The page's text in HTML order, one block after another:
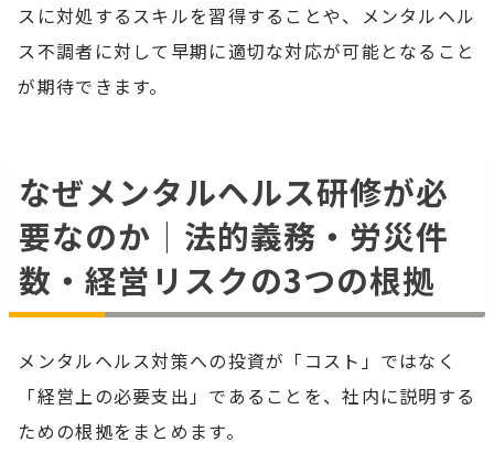
スに対処するスキルを習得することや、メンタルヘル
ス不調者に対して早期に適切な対応が可能となること
が期待できます。
なぜメンタルヘルス研修が必
要なのか｜法的義務・労災件
数・経営リスクの3つの根拠
メンタルヘルス対策への投資が「コスト」ではなく
「経営上の必要支出」であることを、社内に説明する
ための根拠をまとめます。